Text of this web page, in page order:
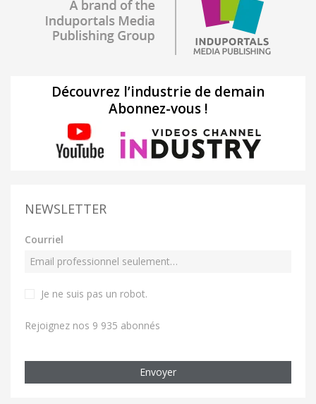
Découvrez l’industrie de demain
Abonnez-vous !
NEWSLETTER
Courriel
Je ne suis pas un robot.
Rejoignez nos 9 935 abonnés
Envoyer